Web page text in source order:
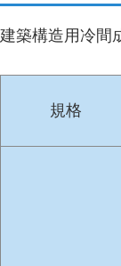
建築構造用冷間
規格